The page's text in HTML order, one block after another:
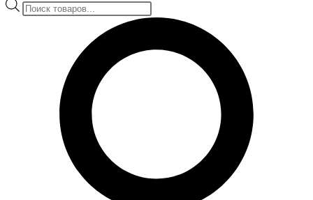
Поиск